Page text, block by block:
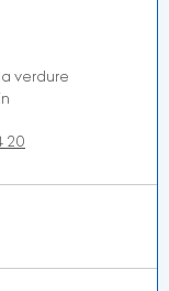
verdure
20